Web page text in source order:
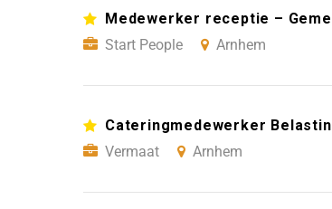
Medewerker receptie –
Start People
Arnhem
Cateringmedewerker
Vermaat
Arnhem